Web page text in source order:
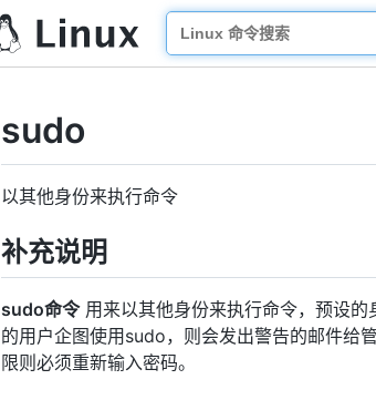
sudo
以其他身份来执行命令
补充说明
sudo命令用来以其他身份来执行命令，预设的
的用户企图使用sudo，则会发出警告的邮件给
限则必须重新输入密码。